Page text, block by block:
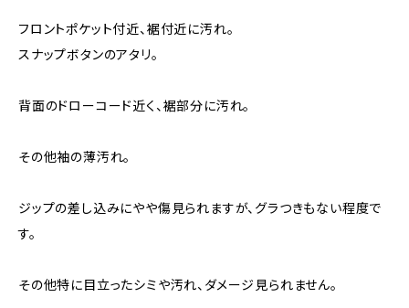
フロントポケット付近、裾付近に汚れ。
スナップボタンのアタリ。
背面のドローコード近く、裾部分に汚れ。
その他袖の薄汚れ。
ジップの差し込みにやや傷見られますが、グラつきもない程度で
す。
その他特に目立ったシミや汚れ、ダメージ見られません。